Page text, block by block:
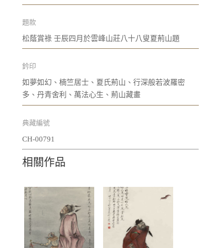
題款
松蔭賞祿 壬辰四月於雲峰山莊八十八叟夏荊山題
鈐印
如夢如幻、楠竺居士、夏氏荊山、行深般若波羅密
多、丹青舍利、萬法心生、荊山藏畫
典藏編號
CH-00791
相關作品